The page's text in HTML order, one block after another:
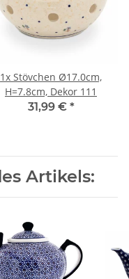
1x Stövchen Ø17.0cm,
H=7.8cm, Dekor 111
31,99 € *
Artikels: